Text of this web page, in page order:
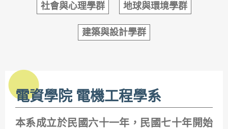
社會與心理學群 地球與環境學群
建築與設計學群
電資學院 電機工程學系
本系成立於民國六十一年，民國七十年開始